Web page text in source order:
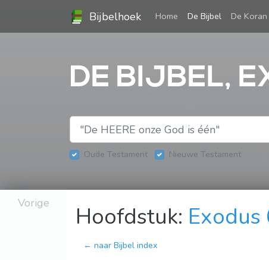
Bijbelhoek Home (current)
De Bijbel De Koran
DE BIJBEL,
Oude Testament Nieuwe Testament
Vorige Hoofdstuk: Exodus
← naar Bijbel index